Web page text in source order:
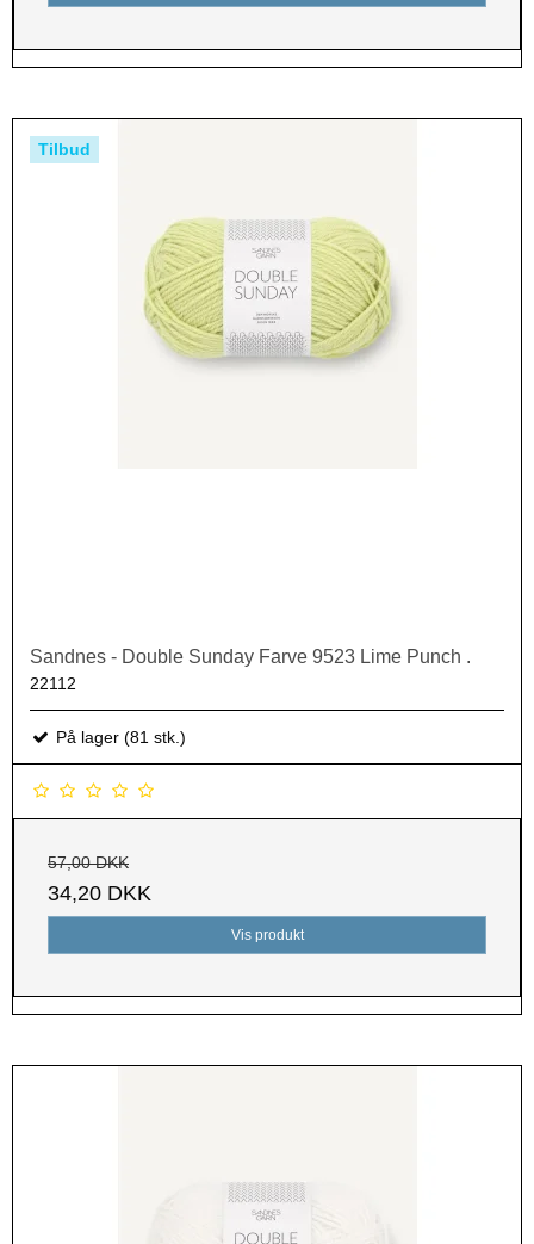
Tilbud
Sandnes - Double Sunday Farve 9523 Lime Punch .
22112
På lager (81 stk.)
57,00 DKK
34,20 DKK
Vis produkt